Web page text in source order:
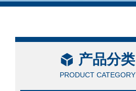
产品分类
PRODUCT CATEGORY